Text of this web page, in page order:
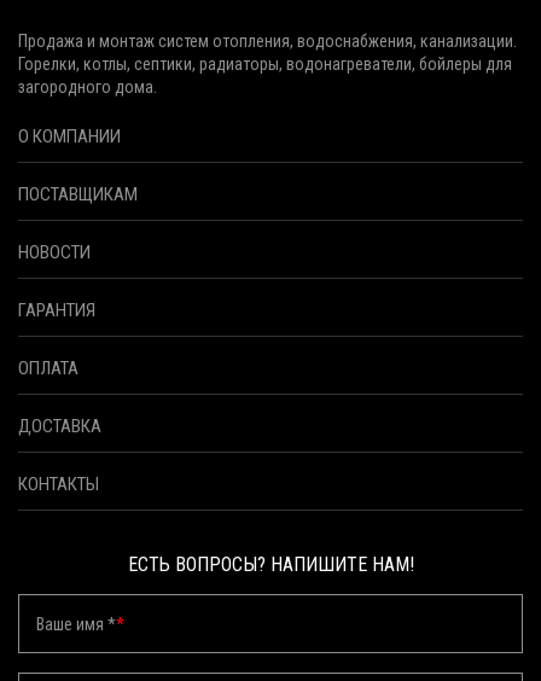
Продажа и монтаж систем отопления, водоснабжения, канализации.
Горелки, котлы, септики, радиаторы, водонагреватели, бойлеры для
загородного дома.
О КОМПАНИИ
ПОСТАВЩИКАМ
НОВОСТИ
ГАРАНТИЯ
ОПЛАТА
ДОСТАВКА
КОНТАКТЫ
ЕСТЬ ВОПРОСЫ? НАПИШИТЕ НАМ!
Ваше имя **